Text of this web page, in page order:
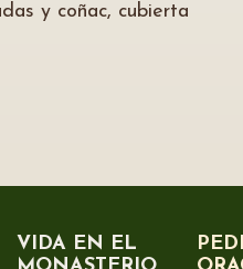
y coñac, cubierta
VIDA EN EL